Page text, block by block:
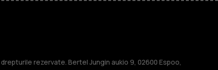
rezervate. Bertel Jungin aukio 9, 02600 Espoo,